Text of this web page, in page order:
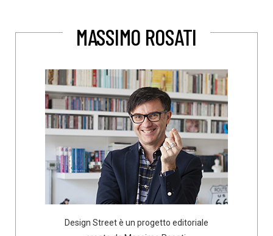
MASSIMO ROSATI
Design Street è un progetto editoriale